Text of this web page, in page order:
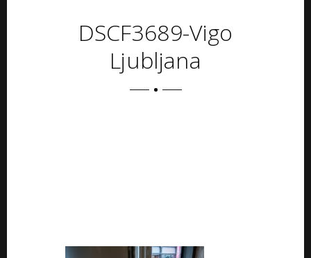
DSCF3689-Vigo
Ljubljana